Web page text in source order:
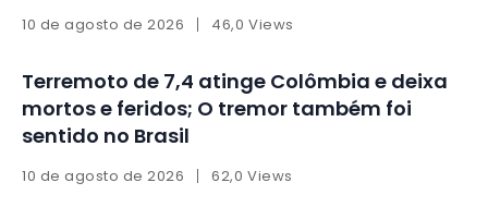
10 de agosto de 2026 46,0 Views
Terremoto de 7,4 atinge Colômbia e deixa
mortos e feridos; O tremor também foi
sentido no Brasil
10 de agosto de 2026 62,0 Views